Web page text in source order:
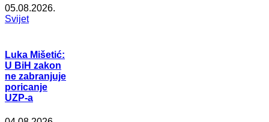
05.08.2026.
Svijet
Luka Mišetić:
U BiH zakon
ne zabranjuje
poricanje
UZP-a